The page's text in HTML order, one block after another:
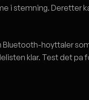
i stemning. Deretter
Bluetooth-hoyttaler
klar. Test det pa